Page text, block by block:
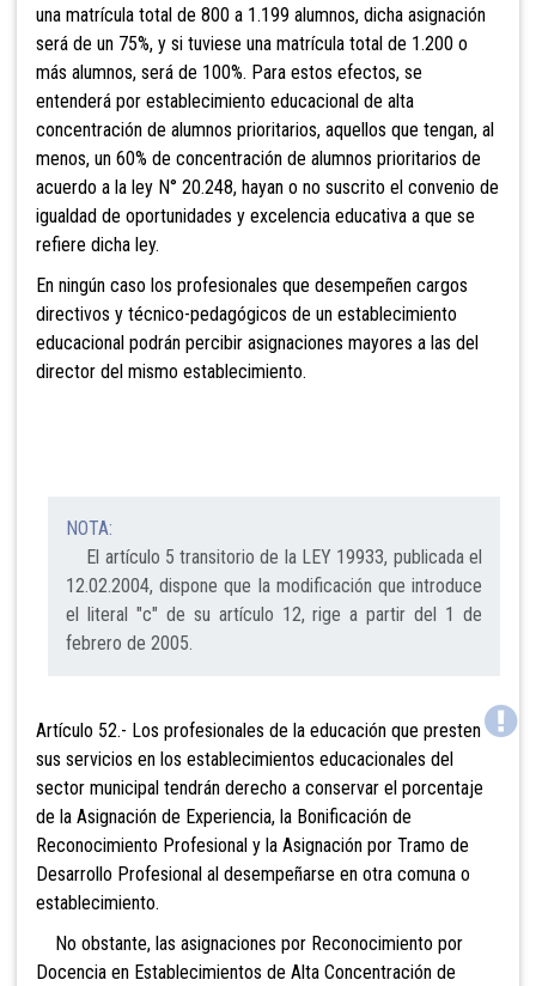
una matrícula total de 800 a 1.199 alumnos, dicha asignación
será de un 75%, y si tuviese una matrícula total de 1.200 o
más alumnos, será de 100%. Para estos efectos, se
entenderá por establecimiento educacional de alta
concentración de alumnos prioritarios, aquellos que tengan, al
menos, un 60% de concentración de alumnos prioritarios de
acuerdo a la ley N° 20.248, hayan o no suscrito el convenio de
igualdad de oportunidades y excelencia educativa a que se
refiere dicha ley.
En ningún caso los profesionales que desempeñen cargos
directivos y técnico-pedagógicos de un establecimiento
educacional podrán percibir asignaciones mayores a las del
director del mismo establecimiento.
NOTA:
El artículo 5 transitorio de la LEY 19933, publicada el
12.02.2004, dispone que la modificación que introduce
el literal "c" de su artículo 12, rige a partir del 1 de
febrero de 2005.
Artículo 52.- Los profesionales de la educación que presten
sus servicios en los establecimientos educacionales del
sector municipal tendrán derecho a conservar el porcentaje
de la Asignación de Experiencia, la Bonificación de
Reconocimiento Profesional y la Asignación por Tramo de
Desarrollo Profesional al desempeñarse en otra comuna o
establecimiento.
No obstante, las asignaciones por Reconocimiento por
Docencia en Establecimientos de Alta Concentración de